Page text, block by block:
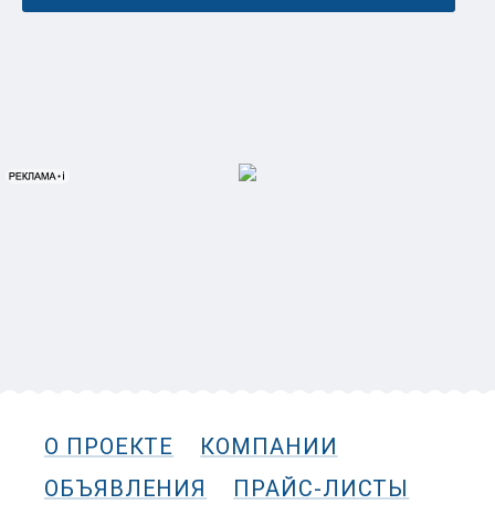
О ПРОЕКТЕ
КОМПАНИИ
ОБЪЯВЛЕНИЯ
ПРАЙС-ЛИСТЫ